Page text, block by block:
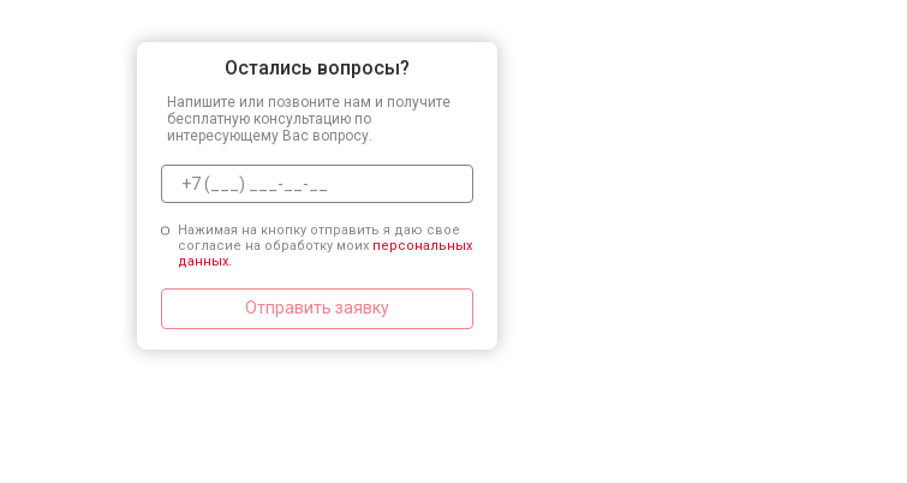
Остались вопросы?
Напишите или позвоните нам и получите
бесплатную консультацию по
интересующему Вас вопросу.
Нажимая на кнопку отправить я даю свое
согласие на обработку моих персональных
данных.
Отправить заявку